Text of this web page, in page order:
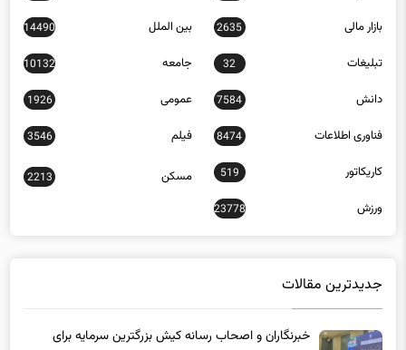
تبلیغات 32 جامعه 10132
دانش 7584 عمومی 1926
فناوری اطلاعات 8474 فیلم 3546
کاریکاتور 519
2213
ورزش 23778
خبرنگاران و اصحاب رسانه کیش بزرگترین سرمایه برای
توسعه جزیره هستند